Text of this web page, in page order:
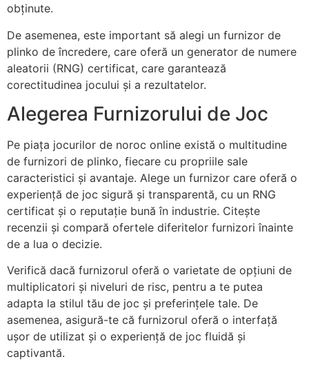
obținute.
De asemenea, este important să alegi un furnizor de
plinko de încredere, care oferă un generator de numere
aleatorii (RNG) certificat, care garantează
corectitudinea jocului și a rezultatelor.
Alegerea Furnizorului de Joc
Pe piața jocurilor de noroc online există o multitudine
de furnizori de plinko, fiecare cu propriile sale
caracteristici și avantaje. Alege un furnizor care oferă o
experiență de joc sigură și transparentă, cu un RNG
certificat și o reputație bună în industrie. Citește
recenzii și compară ofertele diferitelor furnizori înainte
de a lua o decizie.
Verifică dacă furnizorul oferă o varietate de opțiuni de
multiplicatori și niveluri de risc, pentru a te putea
adapta la stilul tău de joc și preferințele tale. De
asemenea, asigură-te că furnizorul oferă o interfață
ușor de utilizat și o experiență de joc fluidă și
captivantă.